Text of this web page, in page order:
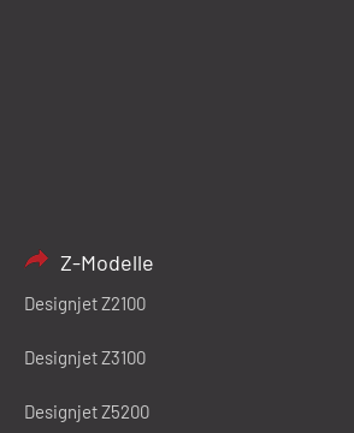
Z-Modelle
Designjet Z2100
Designjet Z3100
Designjet Z5200